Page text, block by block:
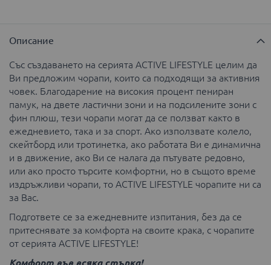
Описание
Със създаването на серията ACTIVE LIFESTYLE целим да
Ви предложим чорапи, които са подходящи за активния
човек. Благодарение на високия процент пениран
памук, на двете ластични зони и на подсилените зони с
фин плюш, тези чорапи могат да се ползват както в
ежедневието, така и за спорт. Ако използвате колело,
скейтборд или тротинетка, ако работата Ви е динамична
и в движение, ако Ви се налага да пътувате редовно,
или ако просто търсите комфортни, но в същото време
издръжливи чорапи, то ACTIVE LIFESTYLE чорапите ни са
за Вас.
Подгответе се за ежедневните изпитания, без да се
притеснявате за комфорта на своите крака, с чорапите
от серията ACTIVE LIFESTYLE!
Комфорт във всяка стъпка!